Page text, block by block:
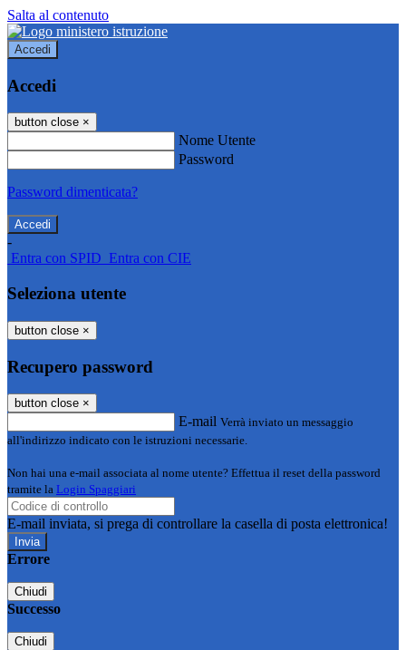
Salta al contenuto
Accedi
Accedi
button close ×
Nome Utente
Password
Password dimenticata?
-
Entra con SPID Entra con CIE
Seleziona utente
button close ×
Recupero password
button close ×
E-mail Verrà inviato un messaggio
all'indirizzo indicato con le istruzioni necessarie.
Non hai una e-mail associata al nome utente? Effettua il reset della password
tramite la Login Spaggiari
E-mail inviata, si prega di controllare la casella di posta elettronica!
Errore
Chiudi
Successo
Chiudi